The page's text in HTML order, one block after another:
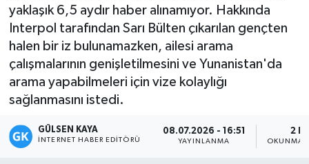
yaklaşık 6,5 aydır haber alınamıyor. Hakkında
Interpol tarafından Sarı Bülten çıkarılan gençten
halen bir iz bulunamazken, ailesi arama
çalışmalarının genişletilmesini ve Yunanistan'da
arama yapabilmeleri için vize kolaylığı
sağlanmasını istedi.
GÜLSEN KAYA
İNTERNET HABER EDITÖRÜ
08.07.2026 - 16:51
YAYINLANMA
2
OKUNMA
Magazin
Mersin
Mersin Tarihi
Özel Haber